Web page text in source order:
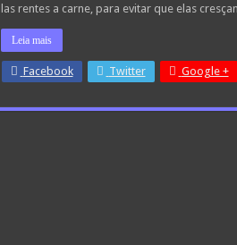
las rentes a carne, para evitar que elas
Leia mais
Facebook Twitter Google +